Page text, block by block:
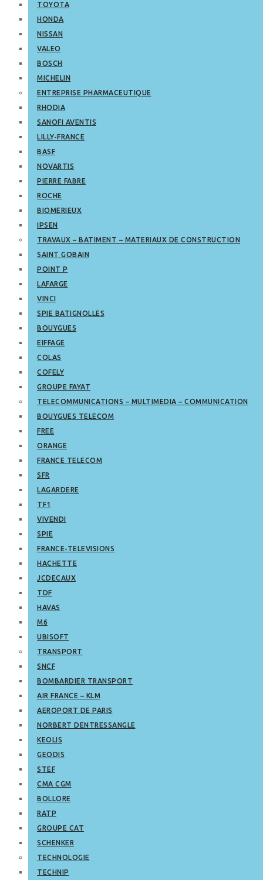
TOYOTA
HONDA
NISSAN
VALEO
BOSCH
MICHELIN
ENTREPRISE PHARMACEUTIQUE
RHODIA
SANOFI AVENTIS
LILLY-FRANCE
BASF
NOVARTIS
PIERRE FABRE
ROCHE
BIOMERIEUX
IPSEN
TRAVAUX – BATIMENT – MATERIAUX DE CONSTRUCTION
SAINT GOBAIN
POINT P
LAFARGE
VINCI
SPIE BATIGNOLLES
BOUYGUES
EIFFAGE
COLAS
COFELY
GROUPE FAYAT
TELECOMMUNICATIONS – MULTIMEDIA – COMMUNICATION
BOUYGUES TELECOM
FREE
ORANGE
FRANCE TELECOM
SFR
LAGARDERE
TF1
VIVENDI
SPIE
FRANCE-TELEVISIONS
HACHETTE
JCDECAUX
TDF
HAVAS
M6
UBISOFT
TRANSPORT
SNCF
BOMBARDIER TRANSPORT
AIR FRANCE – KLM
AEROPORT DE PARIS
NORBERT DENTRESSANGLE
KEOLIS
GEODIS
STEF
CMA CGM
BOLLORE
RATP
GROUPE CAT
SCHENKER
TECHNOLOGIE
TECHNIP